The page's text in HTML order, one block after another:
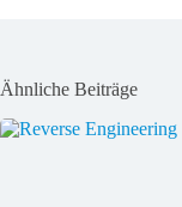
Ähnliche Beiträge